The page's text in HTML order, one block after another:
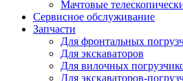
Мачтовые
Сервисное обслуживание
Запчасти
Для фронтальных
Для экскаваторов
Для вилочных
Для экскаваторов-